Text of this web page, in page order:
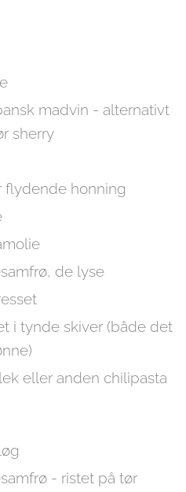
madvin - alternativt
sherry
flydende honning
de lyse
i tynde skiver (både det
eller anden chilipasta
- ristet på tør